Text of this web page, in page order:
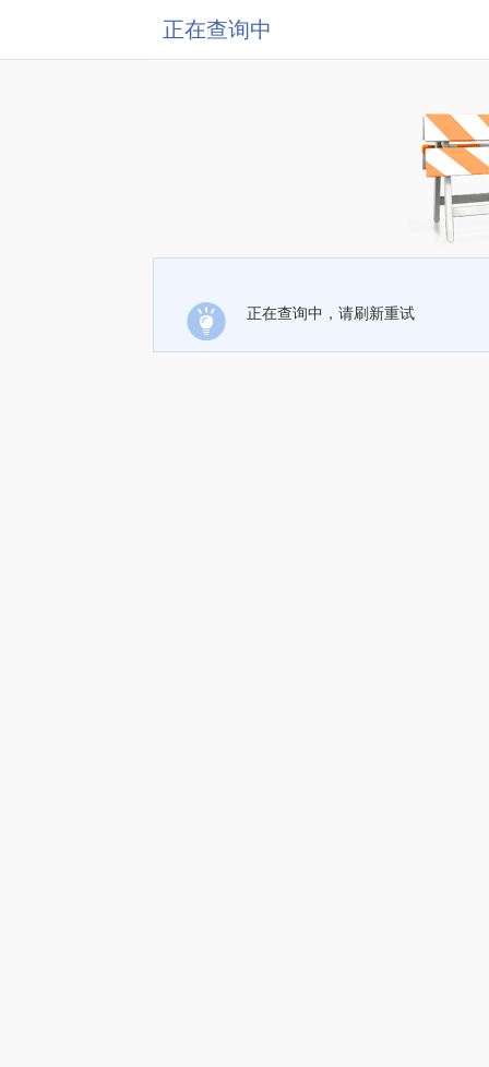
正在查询中
正在查询中，请刷新重试